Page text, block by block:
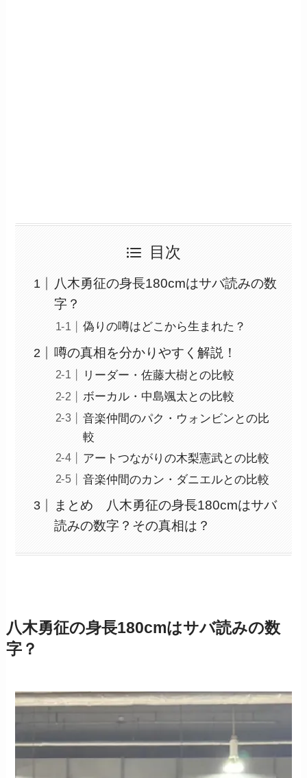
目次
八木勇征の身長180cmはサバ読みの数
字？
偽りの噂はどこから生まれた？
噂の真相を分かりやすく解説！
リーダー・佐藤大樹との比較
ボーカル・中島颯太との比較
音楽仲間のパク・ウォンビンとの比
較
アートつながりの木梨憲武との比較
音楽仲間のカン・ダニエルとの比較
まとめ 八木勇征の身長180cmはサバ
読みの数字？その真相は？
八木勇征の身長180cmはサバ読みの数
字？